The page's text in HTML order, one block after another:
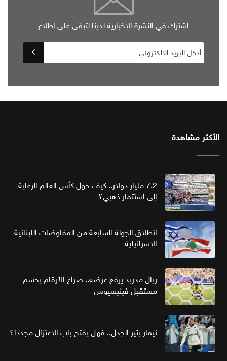
اشترك في النشرة الإخبارية لدينا لتبقى على اطلاع
الأكثر مشاهدة
7.2 مليار دولار.. كيف حول كأس العالم الرعاية
إلى استثمار ذهبي؟
انطلاق الجولة السابعة من المفاوضات اللبنانية
الإسرائيلية
ريال مدريد يرفع عرضه.. صراع الأرقام يحسم
مستقبل فينيسيوس
نيمار يثير الجدل.. فهل يفتح باب الاعتزال مجددا؟